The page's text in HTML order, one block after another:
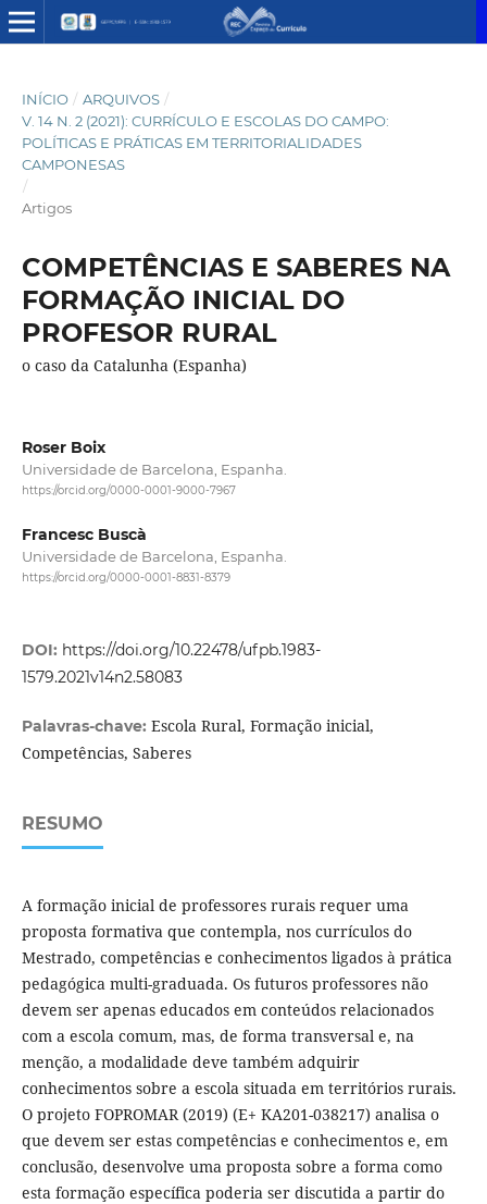
INÍCIO / ARQUIVOS /
V. 14 N. 2 (2021): CURRÍCULO E ESCOLAS DO CAMPO:
POLÍTICAS E PRÁTICAS EM TERRITORIALIDADES
CAMPONESAS
/
Artigos
COMPETÊNCIAS E SABERES NA
FORMAÇÃO INICIAL DO
PROFESOR RURAL
o caso da Catalunha (Espanha)
Roser Boix
Universidade de Barcelona, Espanha.
https://orcid.org/0000-0001-9000-7967
Francesc Buscà
Universidade de Barcelona, Espanha.
https://orcid.org/0000-0001-8831-8379
DOI: https://doi.org/10.22478/ufpb.1983-
1579.2021v14n2.58083
Palavras-chave: Escola Rural, Formação inicial,
Competências, Saberes
RESUMO
A formação inicial de professores rurais requer uma
proposta formativa que contempla, nos currículos do
Mestrado, competências e conhecimentos ligados à prática
pedagógica multi-graduada. Os futuros professores não
devem ser apenas educados em conteúdos relacionados
com a escola comum, mas, de forma transversal e, na
menção, a modalidade deve também adquirir
conhecimentos sobre a escola situada em territórios rurais.
O projeto FOPROMAR (2019) (E+ KA201-038217) analisa o
que devem ser estas competências e conhecimentos e, em
conclusão, desenvolve uma proposta sobre a forma como
esta formação específica poderia ser discutida a partir do